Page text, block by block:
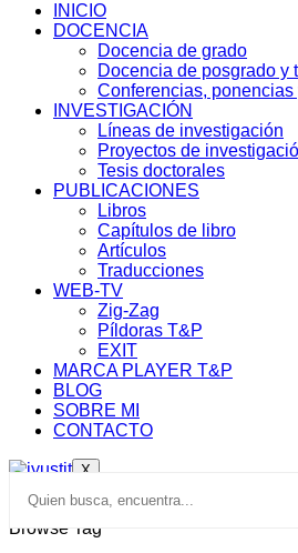
INICIO
DOCENCIA
Docencia de grado
Docencia de posgrado y
Conferencias,
INVESTIGACIÓN
Líneas de investigación
Proyectos de
Tesis doctorales
PUBLICACIONES
Libros
Capítulos de libro
Artículos
Traducciones
WEB-TV
Zig-Zag
Píldoras T&P
EXIT
MARCA PLAYER T&P
BLOG
SOBRE MI
CONTACTO
X
Browse Tag